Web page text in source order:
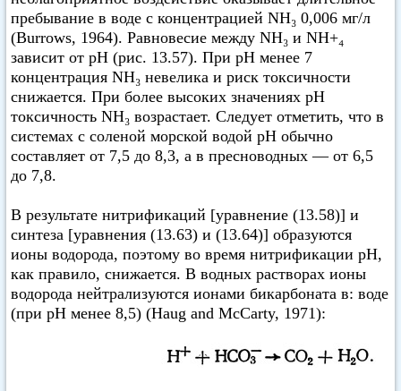
пребывание в воде с концентрацией NH₃ 0,006 мг/л
(Burrows, 1964). Равновесие между NH₃ и NH+₄
зависит от pH (рис. 13.57). При pH менее 7
концентрация NH₃ невелика и риск токсичности
снижается. При более высоких значениях pH
токсичность NH₃ возрастает. Следует отметить, что в
системах с соленой морской водой pH обычно
составляет от 7,5 до 8,3, а в пресноводных — от 6,5
до 7,8.
В результате нитрификаций [уравнение (13.58)] и
синтеза [уравнения (13.63) и (13.64)] образуются
ионы водорода, поэтому во время нитрификации pH,
как правило, снижается. В водных растворах ионы
водорода нейтрализуются ионами бикарбоната в: воде
(при pH менее 8,5) (Haug and McCarty, 1971):